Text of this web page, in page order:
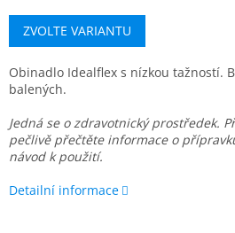
ZVOLTE VARIANTU
Obinadlo Idealflex s nízkou tažností.
balených.
Jedná se o zdravotnický prostředek.
pečlivě přečtěte informace o
návod k použití.
Detailní informace